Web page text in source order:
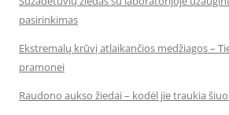
pasirinkimas
Ekstremalų krūvį atlaikančios medžiagos –
pramonei
Raudono aukso žiedai – kodėl jie traukia